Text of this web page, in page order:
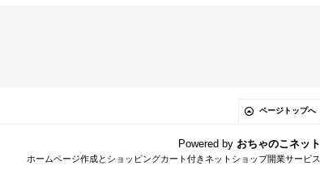
ページトップへ
Powered by おちゃのこネット
ホームページ作成とショッピングカート付きネットショップ開業サービス